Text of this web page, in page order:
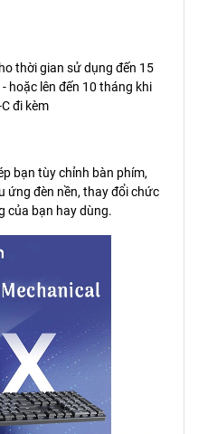
thời gian sử dụng đến 15
hoặc lên đến 10 tháng khi
đi kèm
bạn tùy chỉnh bàn phím,
ứng đèn nền, thay đổi chức
của bạn hay dùng.